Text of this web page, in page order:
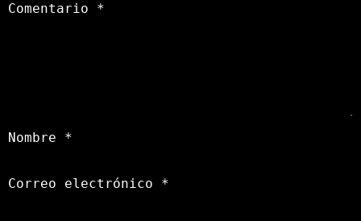
Comentario *
Nombre *
Correo electrónico *